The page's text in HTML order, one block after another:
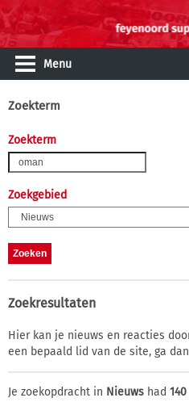
Menu
Zoekterm
Zoekterm
Zoekgebied
Zoekresultaten
Hier kan je nieuws en reacties
een bepaald lid van de site, ga
Je zoekopdracht in Nieuws had 140